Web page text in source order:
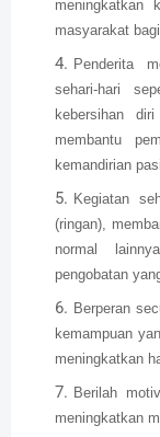
meningkatkan
masyarakat
Penderita
sehari-hari
kebersihan
membantu
kemandirian
Kegiatan
(ringan),
normal
pengobatan
Berperan
kemampuan
meningkatkan
Berilah
meningkatkan